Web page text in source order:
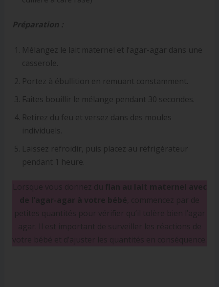
Préparation :
Mélangez le lait maternel et l’agar-agar dans une
casserole.
Portez à ébullition en remuant constamment.
Faites bouillir le mélange pendant 30 secondes.
Retirez du feu et versez dans des moules
individuels.
Laissez refroidir, puis placez au réfrigérateur
pendant 1 heure.